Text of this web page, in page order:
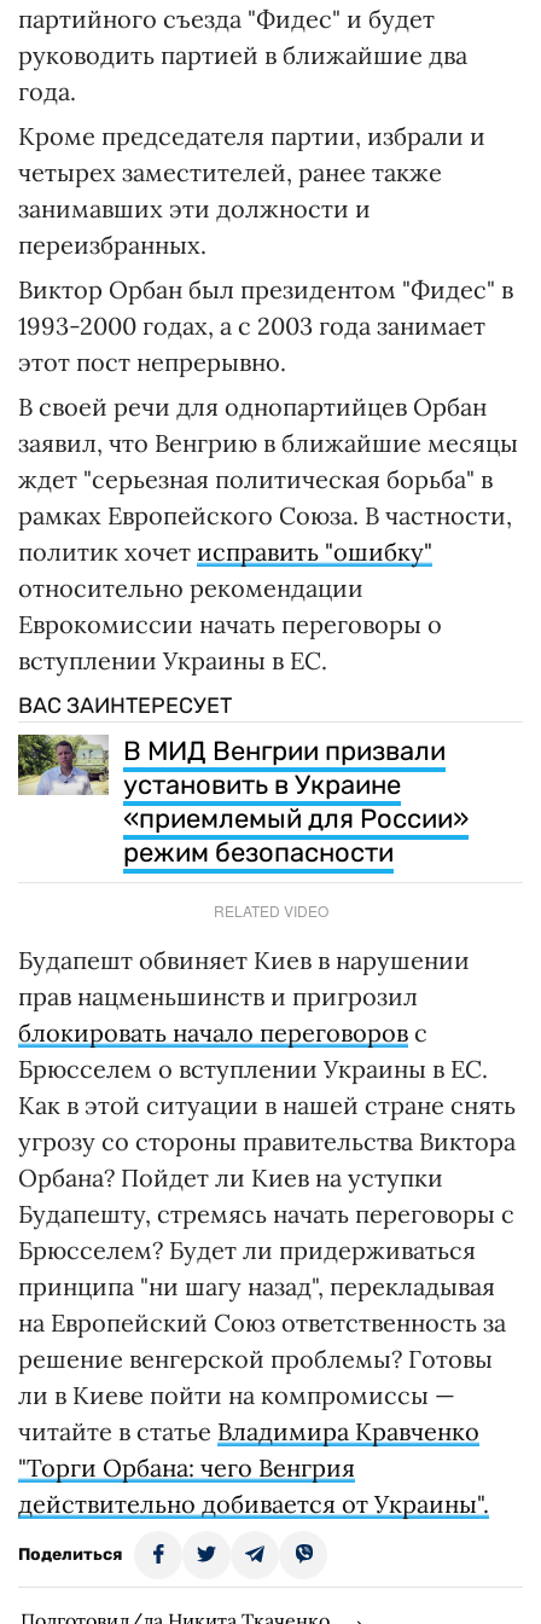
партийного съезда "Фидес" и будет
руководить партией в ближайшие два
года.
Кроме председателя партии, избрали и
четырех заместителей, ранее также
занимавших эти должности и
переизбранных.
Виктор Орбан был президентом "Фидес" в
1993-2000 годах, а с 2003 года занимает
этот пост непрерывно.
В своей речи для однопартийцев Орбан
заявил, что Венгрию в ближайшие месяцы
ждет "серьезная политическая борьба" в
рамках Европейского Союза. В частности,
политик хочет исправить "ошибку"
относительно рекомендации
Еврокомиссии начать переговоры о
вступлении Украины в ЕС.
ВАС ЗАИНТЕРЕСУЕТ
В МИД Венгрии призвали
установить в Украине
«приемлемый для России»
режим безопасности
RELATED VIDEO
Будапешт обвиняет Киев в нарушении
прав нацменьшинств и пригрозил
блокировать начало переговоров с
Брюсселем о вступлении Украины в ЕС.
Как в этой ситуации в нашей стране снять
угрозу со стороны правительства Виктора
Орбана? Пойдет ли Киев на уступки
Будапешту, стремясь начать переговоры с
Брюсселем? Будет ли придерживаться
принципа "ни шагу назад", перекладывая
на Европейский Союз ответственность за
решение венгерской проблемы? Готовы
ли в Киеве пойти на компромиссы —
читайте в статье Владимира Кравченко
"Торги Орбана: чего Венгрия
действительно добивается от Украины".
Поделиться